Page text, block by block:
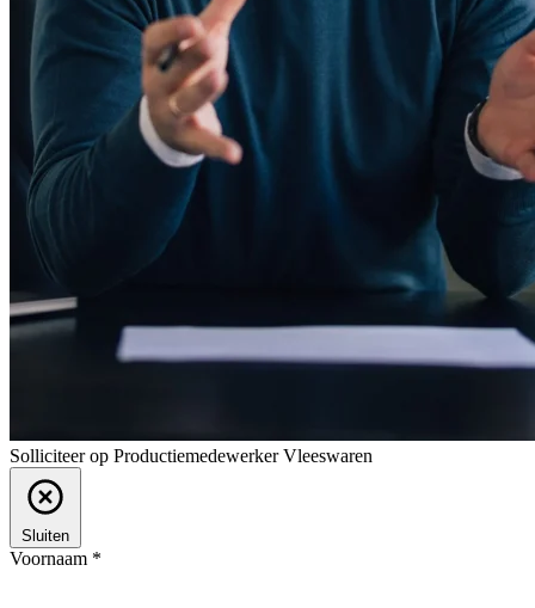
Solliciteer op Productiemedewerker Vleeswaren
Sluiten
Voornaam *